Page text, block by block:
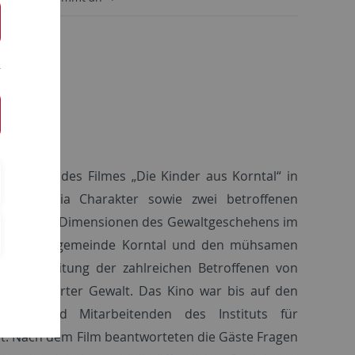
des Filmes „Die Kinder aus Korntal“ in
Julia Charakter sowie zwei betroffenen
Dimensionen des Gewaltgeschehens im
Brüdergemeinde Korntal und den mühsamen
Aufarbeitung der zahlreichen Betroffenen von
Gewalt. Das Kino war bis auf den
und Mitarbeitenden des Instituts für
Nach dem Film beantworteten die Gäste Fragen